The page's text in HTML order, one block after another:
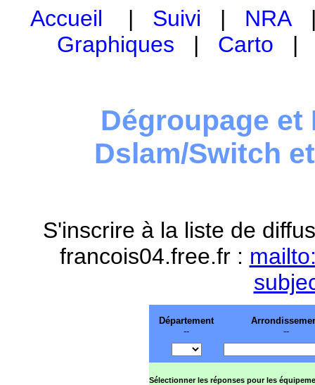
Accueil | Suivi | NRA
Graphiques | Carto
Dégroupage et
Dslam/Switch
S'inscrire à la liste de
francois04.free.fr :
Département
--
--
Sélectionner les réponses pour les